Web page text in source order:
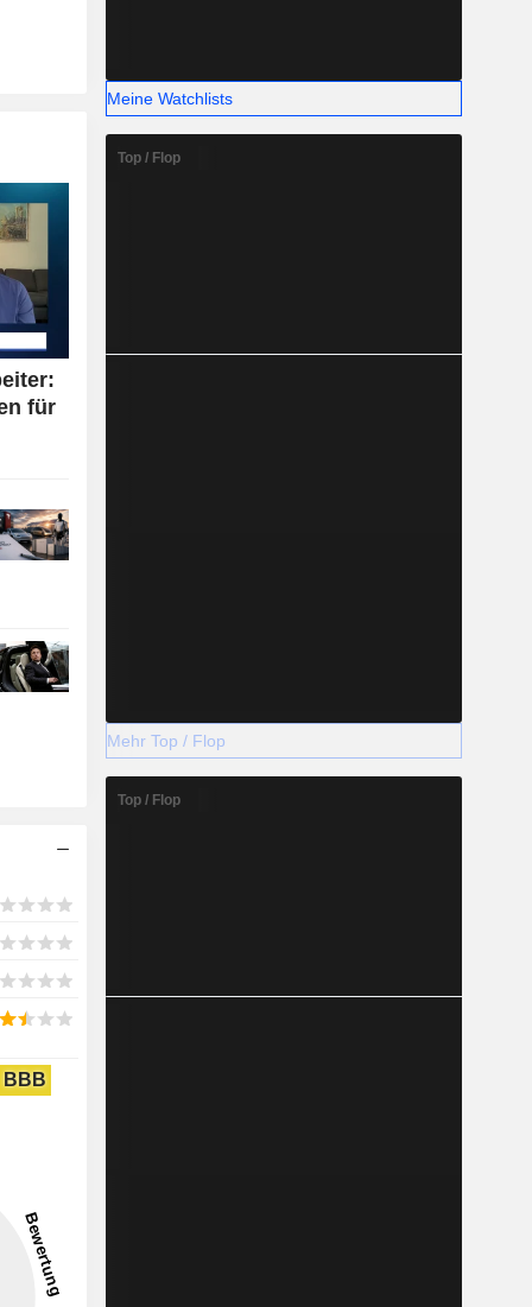
für
BBB
Meine Watchlists
Top / Flop
Mehr Top / Flop
Top / Flop